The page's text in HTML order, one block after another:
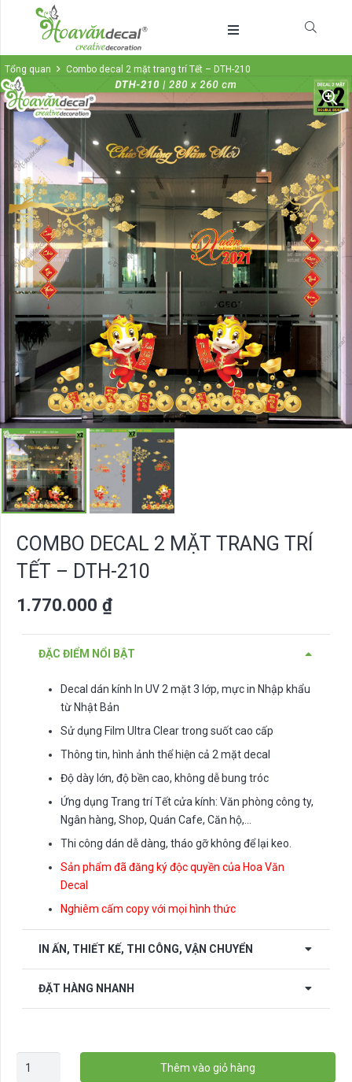
Tổng quan Combo decal 2 mặt trang trí Tết – DTH-210
COMBO DECAL 2 MẶT TRANG TRÍ
TẾT – DTH-210
1.770.000 ₫
ĐẶC ĐIỂM NỔI BẬT
Decal dán kính In UV 2 mặt 3 lớp, mực in Nhập khẩu
từ Nhật Bản
Sử dụng Film Ultra Clear trong suốt cao cấp
Thông tin, hình ảnh thể hiện cả 2 mặt decal
Độ dày lớn, độ bền cao, không dễ bung tróc
Ứng dụng Trang trí Tết cửa kính: Văn phòng công ty,
Ngân hàng, Shop, Quán Cafe, Căn hộ,…
Thi công dán dễ dàng, tháo gỡ không để lại keo.
Sản phẩm đã đăng ký độc quyền của Hoa Văn
Decal
Nghiêm cấm copy với mọi hình thức
IN ẤN, THIẾT KẾ, THI CÔNG, VẬN CHUYỂN
ĐẶT HÀNG NHANH
Combo
Thêm vào giỏ hàng